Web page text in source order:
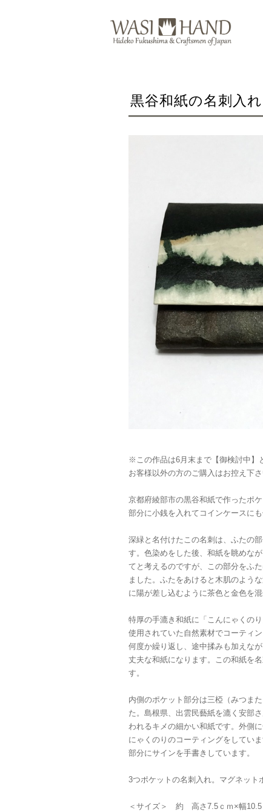
黒谷和紙の名刺入れ
※この作品は6月末まで【御検討中】
お客様以外の方のご購入はお控え下さ
京都府綾部市の黒谷和紙で作ったポ
部分に小銭を入れてコインケースにも
深緑と名付けたこの名刺は、ふたの
す。色染めをした後、和紙を眺めな
てと考えるのですが、この部分をふ
ました。ふたをあけると木肌のよう
に陽が差し込むように茶色と金色を混
特厚の手漉き和紙に「こんにゃくの
使用されていた自然素材でコーティ
何度か繰り返し、途中揉みも加えな
丈夫な和紙になります。この和紙を
す。
内側のポケット部分は三椏（みつま
た。島根県、出雲民藝紙を漉く安部
われるキメの細かい和紙です。外側
にゃくのりのコーティングをしてい
部分にサインを手書きしています。
3つポケットの名刺入れ。マグネッ
＜サイズ＞ 約 高さ7.5ｃｍ×幅